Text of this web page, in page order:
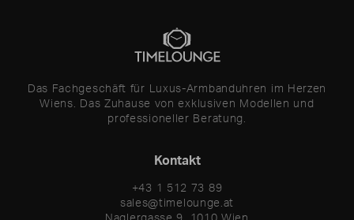
Das Fachgeschäft für Luxus-Armbanduhren im Herzen
Wiens. Das Zuhause von exklusiven Modellen und
professioneller Beratung.
Kontakt
+43 1 512 73 89
sales@timelounge.at
Naglergasse 9, 1010 Wien